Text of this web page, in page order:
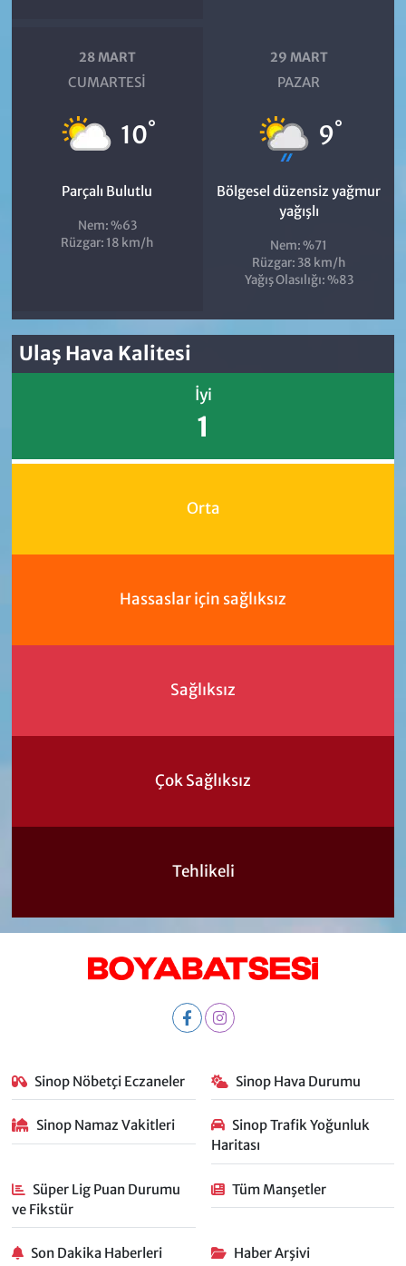
28 MART
CUMARTESI
10°
Parçalı Bulutlu
Nem: %63
Rüzgar: 18 km/h
29 MART
PAZAR
9°
Bölgesel düzensiz yağmur
yağışlı
Nem: %71
Rüzgar: 38 km/h
Yağış Olasılığı: %83
Ulaş Hava Kalitesi
İyi
1
Orta
Hassaslar için sağlıksız
Sağlıksız
Çok Sağlıksız
Tehlikeli
Sinop Nöbetçi Eczaneler Sinop Hava Durumu
Sinop Namaz Vakitleri
Sinop Trafik Yoğunluk
Haritası
Süper Lig Puan Durumu
ve Fikstür
Tüm Manşetler
Son Dakika Haberleri Haber Arşivi